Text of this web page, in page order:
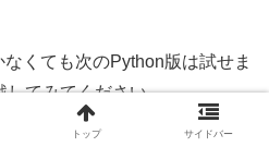
くても次のPython版は試せま
してみてください。
トップ サイドバー